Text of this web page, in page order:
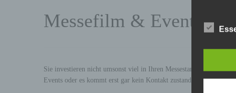
Messefilm & Eventvideo
Sie investieren nicht umsonst viel in Ihren Messestand oder Ihren
Events oder es kommt erst gar kein Kontakt zustande da Ihr
Die